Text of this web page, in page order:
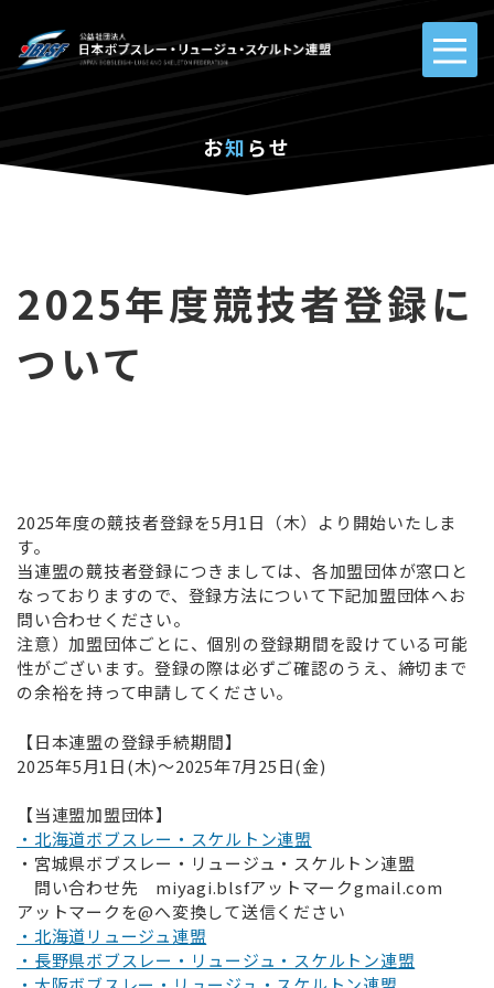
お知らせ
2025年度競技者登録に
ついて
2025年度の競技者登録を5月1日（木）より開始いたしま
す。
当連盟の競技者登録につきましては、各加盟団体が窓口と
なっておりますので、登録方法について下記加盟団体へお
問い合わせください。
注意）加盟団体ごとに、個別の登録期間を設けている可能
性がございます。登録の際は必ずご確認のうえ、締切まで
の余裕を持って申請してください。
【日本連盟の登録手続期間】
2025年5月1日(木)～2025年7月25日(金)
【当連盟加盟団体】
・北海道ボブスレー・スケルトン連盟
・宮城県ボブスレー・リュージュ・スケルトン連盟
問い合わせ先 miyagi.blsfアットマークgmail.com
アットマークを@へ変換して送信ください
・北海道リュージュ連盟
・長野県ボブスレー・リュージュ・スケルトン連盟